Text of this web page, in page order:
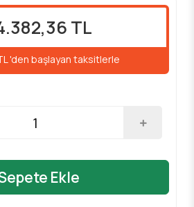
TL
'den başlayan taksitlerle
Ekle